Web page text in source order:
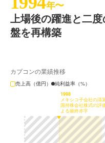
年〜
上場後の躍進と二
盤を再構築
カプコンの業績推移
売上高（億円）
純利益率（%）